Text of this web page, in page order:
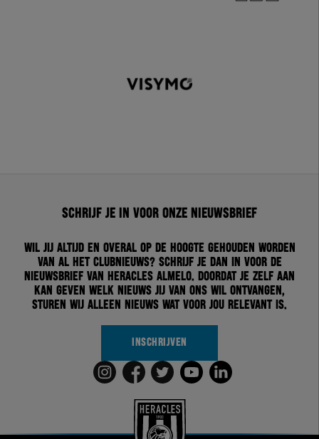
Schrijf je in voor onze nieuwsbrief
Wil jij altijd en overal op de hoogte gehouden worden
van al het clubnieuws? Schrijf je dan in voor de
nieuwsbrief van Heracles Almelo. Doordat je zelf aan
kan geven welk nieuws jij van ons wil ontvangen,
sturen wij alleen nieuws wat voor jou relevant is.
INSCHRIJVEN